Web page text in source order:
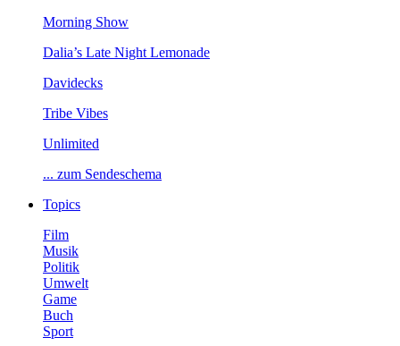
MorningShow
Dalia’sLateNightLemonade
Davidecks
TribeVibes
Unlimited
...zumSendeschema
Topics
Film
Musik
Politik
Umwelt
Game
Buch
Sport